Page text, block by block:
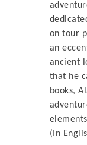
on tour
an
ancient
that he
books,
(In